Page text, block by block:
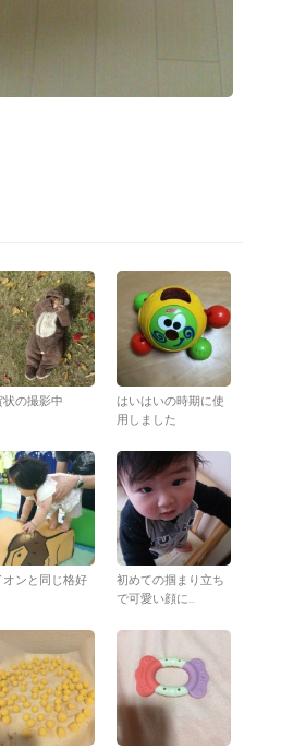
状の撮影中
はいはいの時期に使
用しました
オンと同じ格好
初めての掴まり立ち
で可愛い顔に...